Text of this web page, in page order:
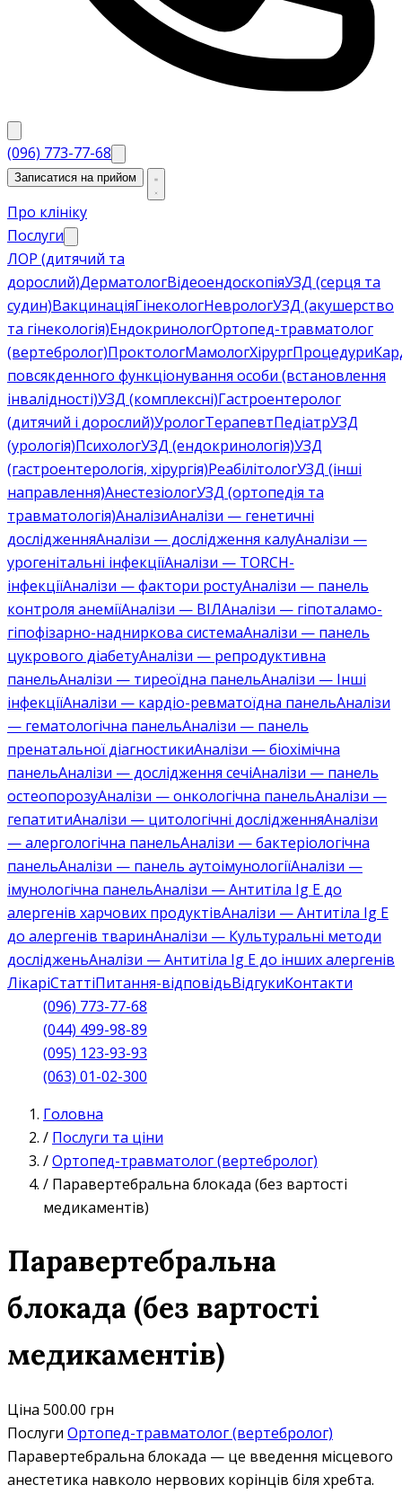
(096) 773-77-68
Записатися на прийом
Про клініку
Послуги
ЛОР (дитячий та
дорослий)ДерматологВідеоендоскопіяУЗД (серця та
судин)ВакцинаціяГінекологНеврологУЗД (акушерство
та гінекологія)ЕндокринологОртопед-травматолог
(вертебролог)ПроктологМамологХірургПроцедури
повсякденного функціонування особи (встановлення
інвалідності)УЗД (комплексні)Гастроентеролог
(дитячий і дорослий)УрологТерапевтПедіатрУЗД
(урологія)ПсихологУЗД (ендокринологія)УЗД
(гастроентерологія, хірургія)РеабілітологУЗД (інші
направлення)АнестезіологУЗД (ортопедія та
травматологія)АналізиАналізи — генетичні
дослідженняАналізи — дослідження калуАналізи —
урогенітальні інфекціїАналізи — TORCH-
інфекціїАналізи — фактори ростуАналізи — панель
контроля анеміїАналізи — ВІЛАналізи — гіпоталамо-
гіпофізарно-надниркова системаАналізи — панель
цукрового діабетуАналізи — репродуктивна
панельАналізи — тиреоїдна панельАналізи — Інші
інфекціїАналізи — кардіо-ревматоїдна панельАналізи
— гематологічна панельАналізи — панель
пренатальної діагностикиАналізи — біохімічна
панельАналізи — дослідження сечіАналізи — панель
остеопорозуАналізи — онкологічна панельАналізи —
гепатитиАналізи — цитологічні дослідженняАналізи
— алергологічна панельАналізи — бактеріологічна
панельАналізи — панель аутоімунологіїАналізи —
імунологічна панельАналізи — Антитіла Ig E до
алергенів харчових продуктівАналізи — Антитіла Ig E
до алергенів тваринАналізи — Культуральні методи
дослідженьАналізи — Антитіла Ig E до інших алергенів
ЛікаріСтаттіПитання-відповідьВідгукиКонтакти
(096) 773-77-68
(044) 499-98-89
(095) 123-93-93
(063) 01-02-300
Головна
/ Послуги та ціни
/Ортопед-травматолог (вертебролог)
/ Паравертебральна блокада (без вартості
медикаментів)
Паравертебральна
блокада (без вартості
медикаментів)
Ціна 500.00 грн
Послуги Ортопед-травматолог (вертебролог)
Паравертебральна блокада — це введення місцевого
анестетика навколо нервових корінців біля хребта.